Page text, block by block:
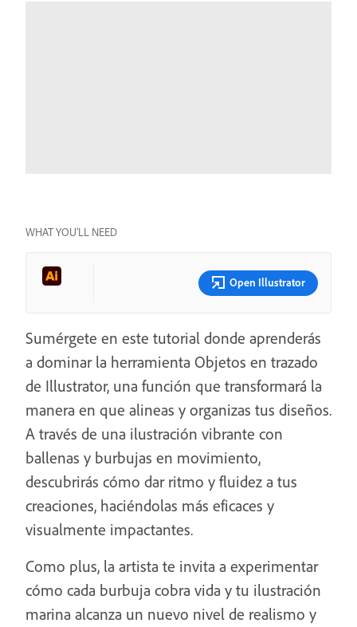
WHAT YOU’LL NEED
Open Illustrator
Sumérgete en este tutorial donde aprenderás
a dominar la herramienta Objetos en trazado
de Illustrator, una función que transformará la
manera en que alineas y organizas tus diseños.
A través de una ilustración vibrante con
ballenas y burbujas en movimiento,
descubrirás cómo dar ritmo y fluidez a tus
creaciones, haciéndolas más eficaces y
visualmente impactantes.
Como plus, la artista te invita a experimentar
cómo cada burbuja cobra vida y tu ilustración
marina alcanza un nuevo nivel de realismo y